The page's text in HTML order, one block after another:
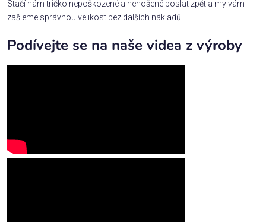
Stačí nám tričko nepoškozené a nenošené poslat zpět a my vám
zašleme správnou velikost bez dalších nákladů.
Podívejte se na naše videa z výroby